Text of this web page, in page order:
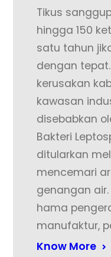
Tikus
hingga 150
satu tahun
dengan tepat.
kerusakan
kawasan
disebabkan
Bakteri
ditularkan
mencemari
genangan
hama
manufaktur,
Know More